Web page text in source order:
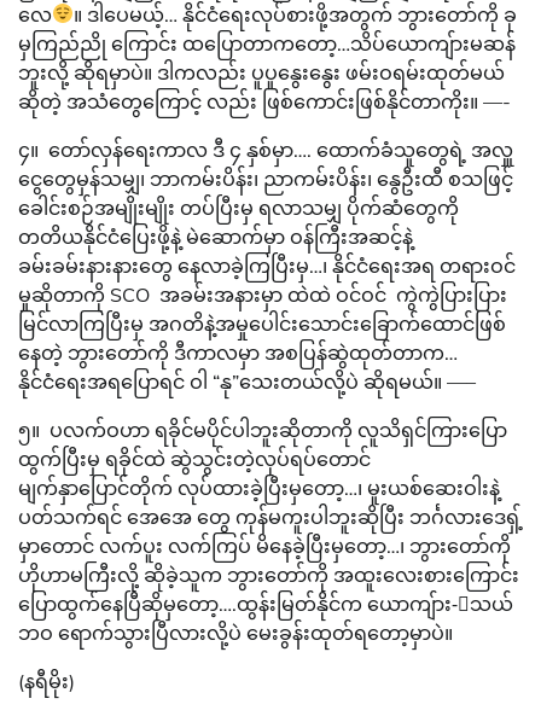
လေ
။ ဒါပေမယ့်… နိုင်ငံရေးလုပ်စားဖို့အတွက် ဘွားတော်ကို ခု
မှကြည်ညို ကြောင်း ထပြောတာကတော့…သိပ်ယောကျ်ားမဆန်
ဘူးလို့ ဆိုရမှာပဲ။ ဒါကလည်း ပူပူနွေးနွေး ဖမ်းဝရမ်းထုတ်မယ်
ဆိုတဲ့ အသံတွေကြောင့် လည်း ဖြစ်ကောင်းဖြစ်နိုင်တာကိုး။ —-
၄။ တော်လှန်ရေးကာလ ဒီ ၄ နှစ်မှာ…. ထောက်ခံသူတွေရဲ့ အလှူ
ငွေတွေမှန်သမျှ၊ ဘာကမ်းပိန်း၊ ညာကမ်းပိန်း၊ နွေဦးထီ စသဖြင့်
ခေါင်းစဉ်အမျိုးမျိုး တပ်ပြီးမှ ရလာသမျှ ပိုက်ဆံတွေကို
တတိယနိုင်ငံပြေးဖို့နဲ့ မဲဆောက်မှာ ဝန်ကြီးအဆင့်နဲ့
ခမ်းခမ်းနားနားတွေ နေလာခဲ့ကြပြီးမှ…၊ နိုင်ငံရေးအရ တရားဝင်
မှုဆိုတာကို SCO အခမ်းအနားမှာ ထဲထဲ ဝင်ဝင် ကွဲကွဲပြားပြား
မြင်လာကြပြီးမှ အဂတိနဲ့အမှုပေါင်းသောင်းခြောက်ထောင်ဖြစ်
နေတဲ့ ဘွားတော်ကို ဒီကာလမှာ အစပြန်ဆွဲထုတ်တာက…
နိုင်ငံရေးအရပြောရင် ဝါ “နု”သေးတယ်လို့ပဲ ဆိုရမယ်။ —–
၅။ ပလက်ဝဟာ ရခိုင်မပိုင်ပါဘူးဆိုတာကို လူသိရှင်ကြားပြော
ထွက်ပြီးမှ ရခိုင်ထဲ ဆွဲသွင်းတဲ့လုပ်ရပ်တောင်
မျက်နှာပြောင်တိုက် လုပ်ထားခဲ့ပြီးမှတော့…၊ မူးယစ်ဆေးဝါးနဲ့
ပတ်သက်ရင် အေအေ တွေ ကုန်မကူးပါဘူးဆိုပြီး ဘင်္ဂလားဒေရှ့်
မှာတောင် လက်ပူး လက်ကြပ် မိနေခဲ့ပြီးမှတော့…၊ ဘွားတော်ကို
ဟိုဟာမကြီးလို့ ဆိုခဲ့သူက ဘွားတော်ကို အထူးလေးစားကြောင်း
ပြောထွက်နေပြီဆိုမှတော့….ထွန်းမြတ်နိုင်က ယောကျ်ား-ာသယ်
ဘဝ ရောက်သွားပြီလားလို့ပဲ မေးခွန်းထုတ်ရတော့မှာပဲ။
(နရီမိုး)